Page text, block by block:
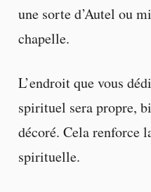
une sorte d’Autel ou
chapelle.
L’endroit que vous
spirituel sera propre,
décoré. Cela renforce
spirituelle.